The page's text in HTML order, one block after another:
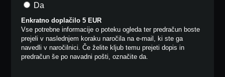
Da
Enkratno doplačilo 5 EUR
Vse potrebne informacije o poteku ogleda ter predračun boste
prejeli v naslednjem koraku naročila na e-mail, ki ste ga
navedli v naročilnici. Če želite kljub temu prejeti dopis in
predračun še po navadni pošti, označite da.